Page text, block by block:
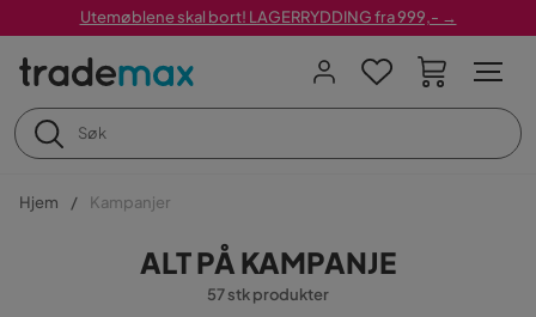
Utemøblene skal bort! LAGERRYDDING fra 999,- →
Hjem Kampanjer
ALT PÅ KAMPANJE
57 stk produkter